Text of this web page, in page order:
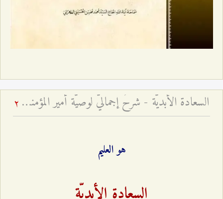
السعادة الأبديّة - شرحٌ إجماليٌّ لوصيّة أمير المؤمنين للإمام الحسن المجتبى عليهما السّلام في حاضرين 2
هو العليم